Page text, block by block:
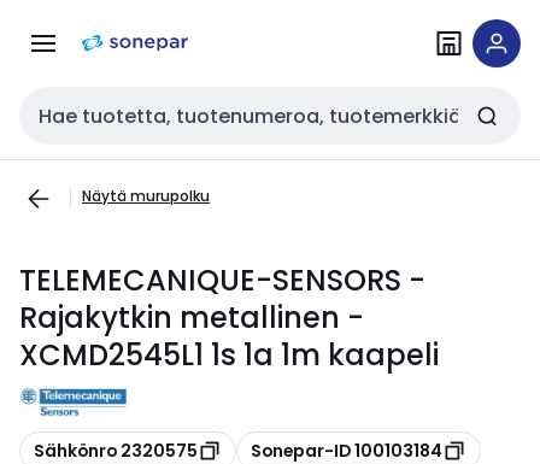
navigointiinsisältöön
Haku
Näytä murupolku
TELEMECANIQUE-SENSORS -
Rajakytkin metallinen -
XCMD2545L1 1s 1a 1m kaapeli
Kopioi
Sähkönro 2320575 Kopioi
Sonepar-ID 100103184